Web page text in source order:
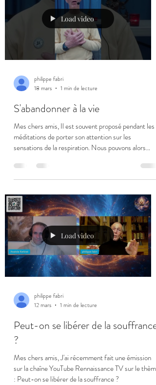
vers le bonheur. La méditation
Load video
philippe fabri
18 mars
1 min de lecture
S'abandonner à la vie
Mes chers amis, Il est souvent proposé pendant les
méditations de porter son attention sur les
sensations de la respiration. Nous pouvons alors
nous ne fassions rien, sans que nous n'ayons rien à
faire. "Ça" respire. Nous avons un corps qui respire.
un corps qui respire. Grâce à ce corps qui respire
nous pouvons prendre conscience que nous sommes
vivants. La vie permet aussi à notr
Load video
philippe fabri
12 mars
1 min de lecture
Peut-on se libérer de la souffrance
?
Mes chers amis, J'ai récemment fait une émission
sur la chaîne YouTube Rennaissance TV sur le thème
: Peut-on se libérer de la souffrance ?